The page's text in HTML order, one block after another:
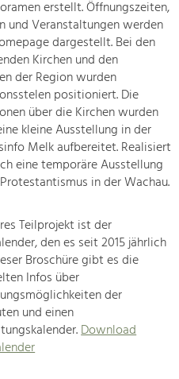
erstellt. Öffnungszeiten,
und Veranstaltungen werden
dargestellt. Bei den
Kirchen und den
der Region wurden
positioniert. Die
über die Kirchen wurden
kleine Ausstellung in der
Melk aufbereitet. Realisiert
eine temporäre Ausstellung
in der Wachau.
Teilprojekt ist der
den es seit 2015 jährlich
Broschüre gibt es die
Infos über
der
und einen
Download